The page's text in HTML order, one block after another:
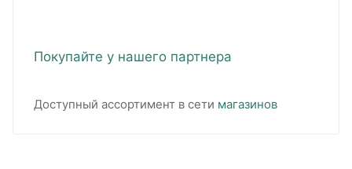
Покупайте у нашего партнера
Доступный ассортимент в сети магазинов